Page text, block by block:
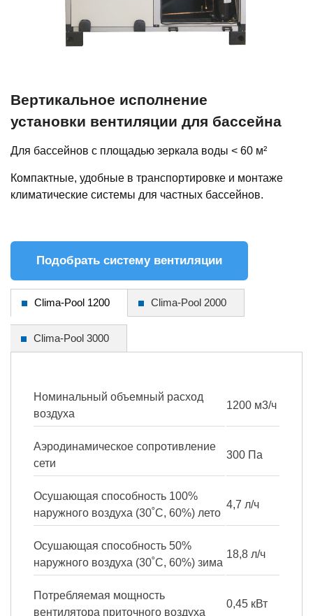
Вертикальное исполнение
установки вентиляции для бассейна
Для бассейнов с площадью зеркала воды < 60 м²
Компактные, удобные в транспортировке и монтаже
климатические системы для частных бассейнов.
Подобрать систему вентиляции
Clima-Pool 1200 Clima-Pool 2000
Clima-Pool 3000
Номинальный объемный расход
воздуха
1200 м3/ч
Аэродинамическое сопротивление
сети
300 Па
Осушающая способность 100%
наружного воздуха (30˚С, 60%) лето
4,7 л/ч
Осушающая способность 50%
наружного воздуха (30˚С, 60%) зима
18,8 л/ч
Потребляемая мощность
вентилятора приточного воздуха
0,45 кВт